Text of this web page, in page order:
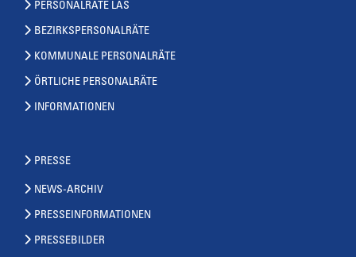
PERSONALRÄTE LAS
BEZIRKSPERSONALRÄTE
KOMMUNALE PERSONALRÄTE
ÖRTLICHE PERSONALRÄTE
INFORMATIONEN
PRESSE
NEWS-ARCHIV
PRESSEINFORMATIONEN
PRESSEBILDER